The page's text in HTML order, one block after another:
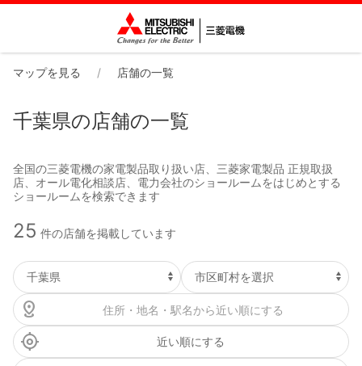
マップを見る 店舗の一覧
千葉県の店舗の一覧
全国の三菱電機の家電製品取り扱い店、三菱家電製品 正規取扱
店、オール電化相談店、電力会社のショールームをはじめとする
ショールームを検索できます
25 件の店舗を掲載しています
近い順にする